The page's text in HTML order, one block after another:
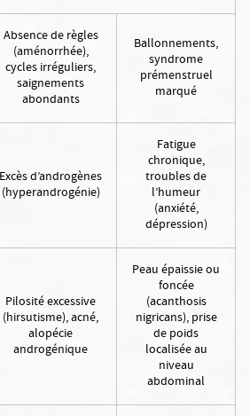
Absence de règles
(aménorrhée),
cycles irréguliers,
saignements
abondants
Ballonnements,
syndrome
prémenstruel
marqué
Excès d’androgènes
(hyperandrogénie)
Fatigue
chronique,
troubles de
l’humeur
(anxiété,
dépression)
Pilosité excessive
(hirsutisme), acné,
alopécie
androgénique
Peau épaissie ou
foncée
(acanthosis
nigricans), prise
de poids
localisée au
niveau
abdominal